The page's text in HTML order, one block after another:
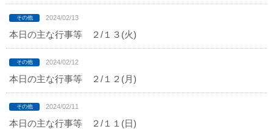
2024/02/13
本日の主な行事等 ２/１３(火)
2024/02/12
本日の主な行事等 ２/１２(月)
2024/02/11
本日の主な行事等 ２/１１(日)